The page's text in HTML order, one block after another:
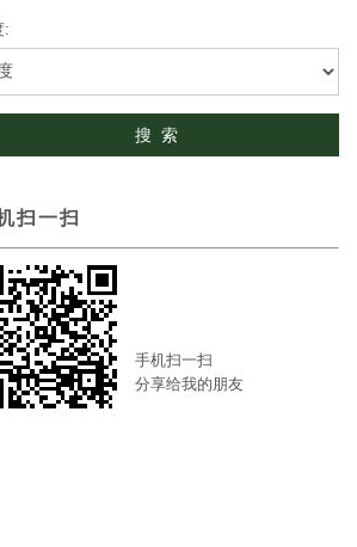
:
扫一扫
手机扫一扫
分享给我的朋友